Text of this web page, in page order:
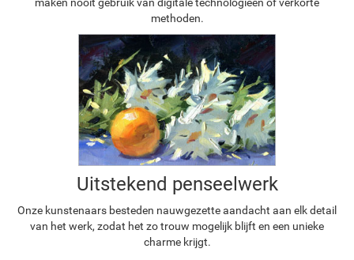
maken nooit gebruik van digitale technologieën of verkorte
methoden.
Uitstekend penseelwerk
Onze kunstenaars besteden nauwgezette aandacht aan elk detail
van het werk, zodat het zo trouw mogelijk blijft en een unieke
charme krijgt.